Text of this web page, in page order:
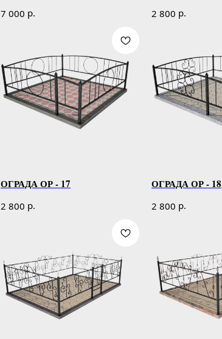
7 000 р. 2 800 р.
ОГРАДА ОР - 17
2 800 р.
ОГРАДА ОР - 18
2 800 р.